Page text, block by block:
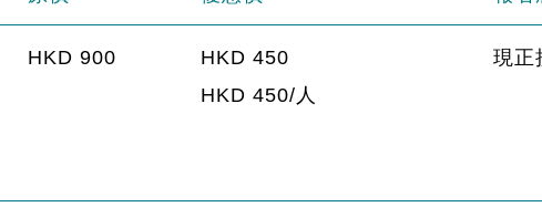
HKD 900
HKD 450
HKD 450/人
現正